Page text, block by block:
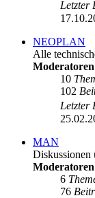
Letzter
NEOPLAN
Alle
10
102
Letzter
MAN
Diskussionen
6
76